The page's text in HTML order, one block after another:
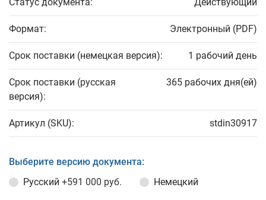
Формат: Электронный (PDF)
Срок поставки (немецкая версия): 1 рабочий день
Срок поставки (русская
версия):
365 рабочих дня(ей)
Артикул (SKU): stdin30917
Выберите версию документа:
Русский +591 000 руб. Немецкий